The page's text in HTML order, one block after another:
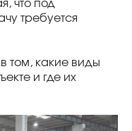
что под
требуется
том, какие виды
и где их